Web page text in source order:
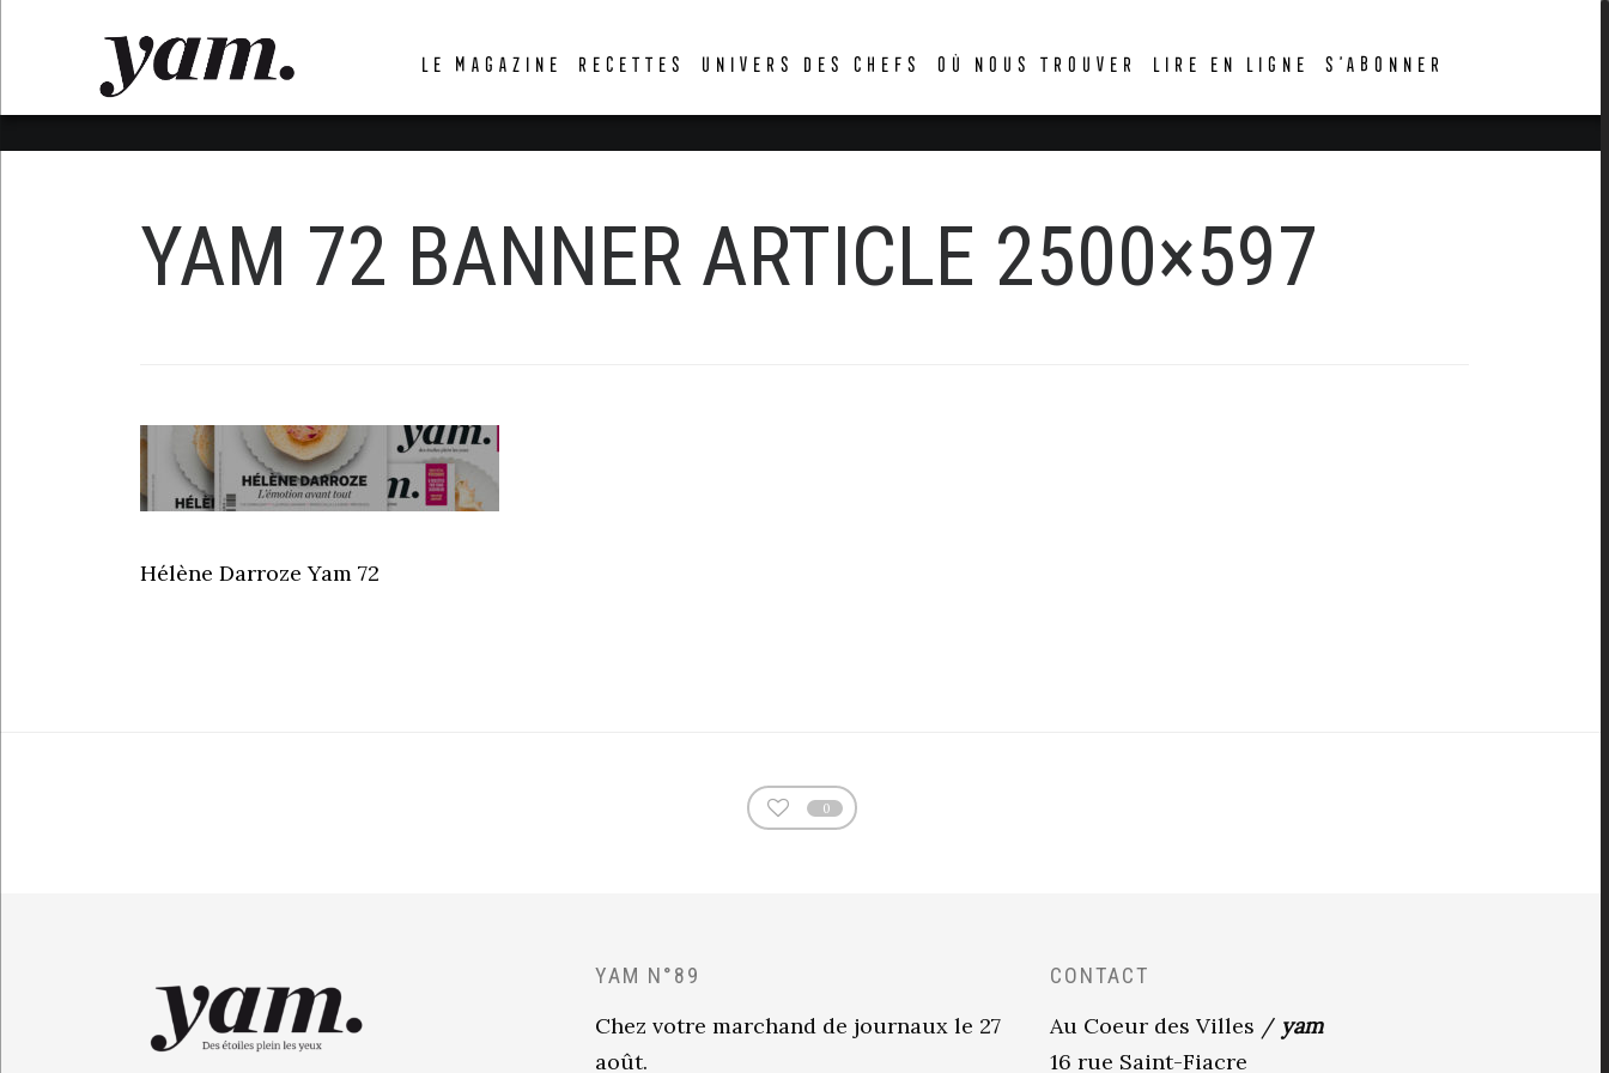
LE MAGAZINE RECETTES UNIVERS DES CHEFS OÙ NOUS TROUVER LIRE EN LIGNE S’ABONNER
YAM 72 BANNER ARTICLE 2500×597
Hélène Darroze Yam 72
0
YAM N°89
Chez votre marchand de journaux le 27
août.
CONTACT
Au Coeur des Villes / yam
16 rue Saint-Fiacre